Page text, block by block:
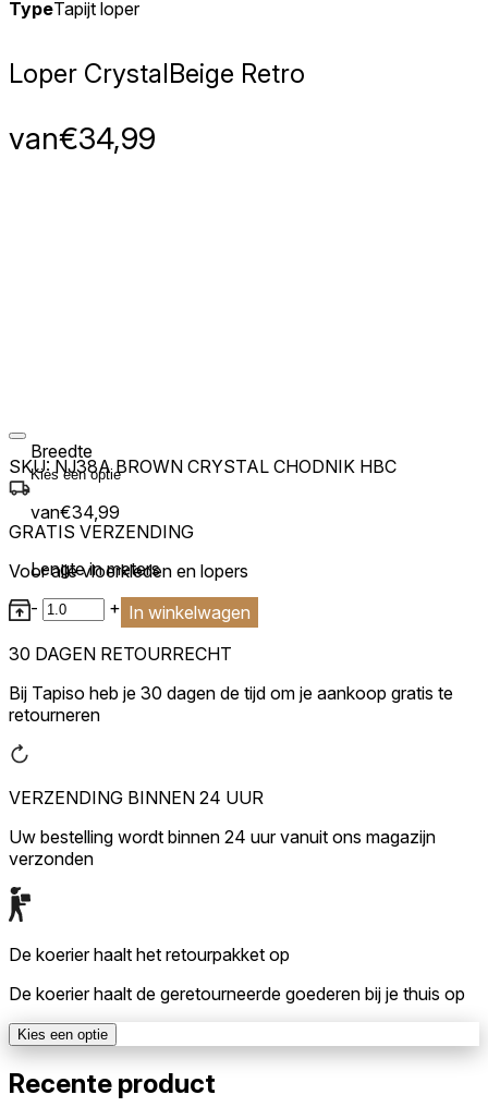
TypeTapijt loper
Loper CrystalBeige Retro
van€34,99
Breedte
van€34,99
Lengte in meters
-
+ In winkelwagen
SKU: NJ38A BROWN CRYSTAL CHODNIK HBC
GRATIS VERZENDING
Voor alle vloerkleden en lopers
30 DAGEN RETOURRECHT
Bij Tapiso heb je 30 dagen de tijd om je aankoop gratis te
retourneren
VERZENDING BINNEN 24 UUR
Uw bestelling wordt binnen 24 uur vanuit ons magazijn
verzonden
De koerier haalt het retourpakket op
De koerier haalt de geretourneerde goederen bij je thuis op
Kies een optie
Recente product